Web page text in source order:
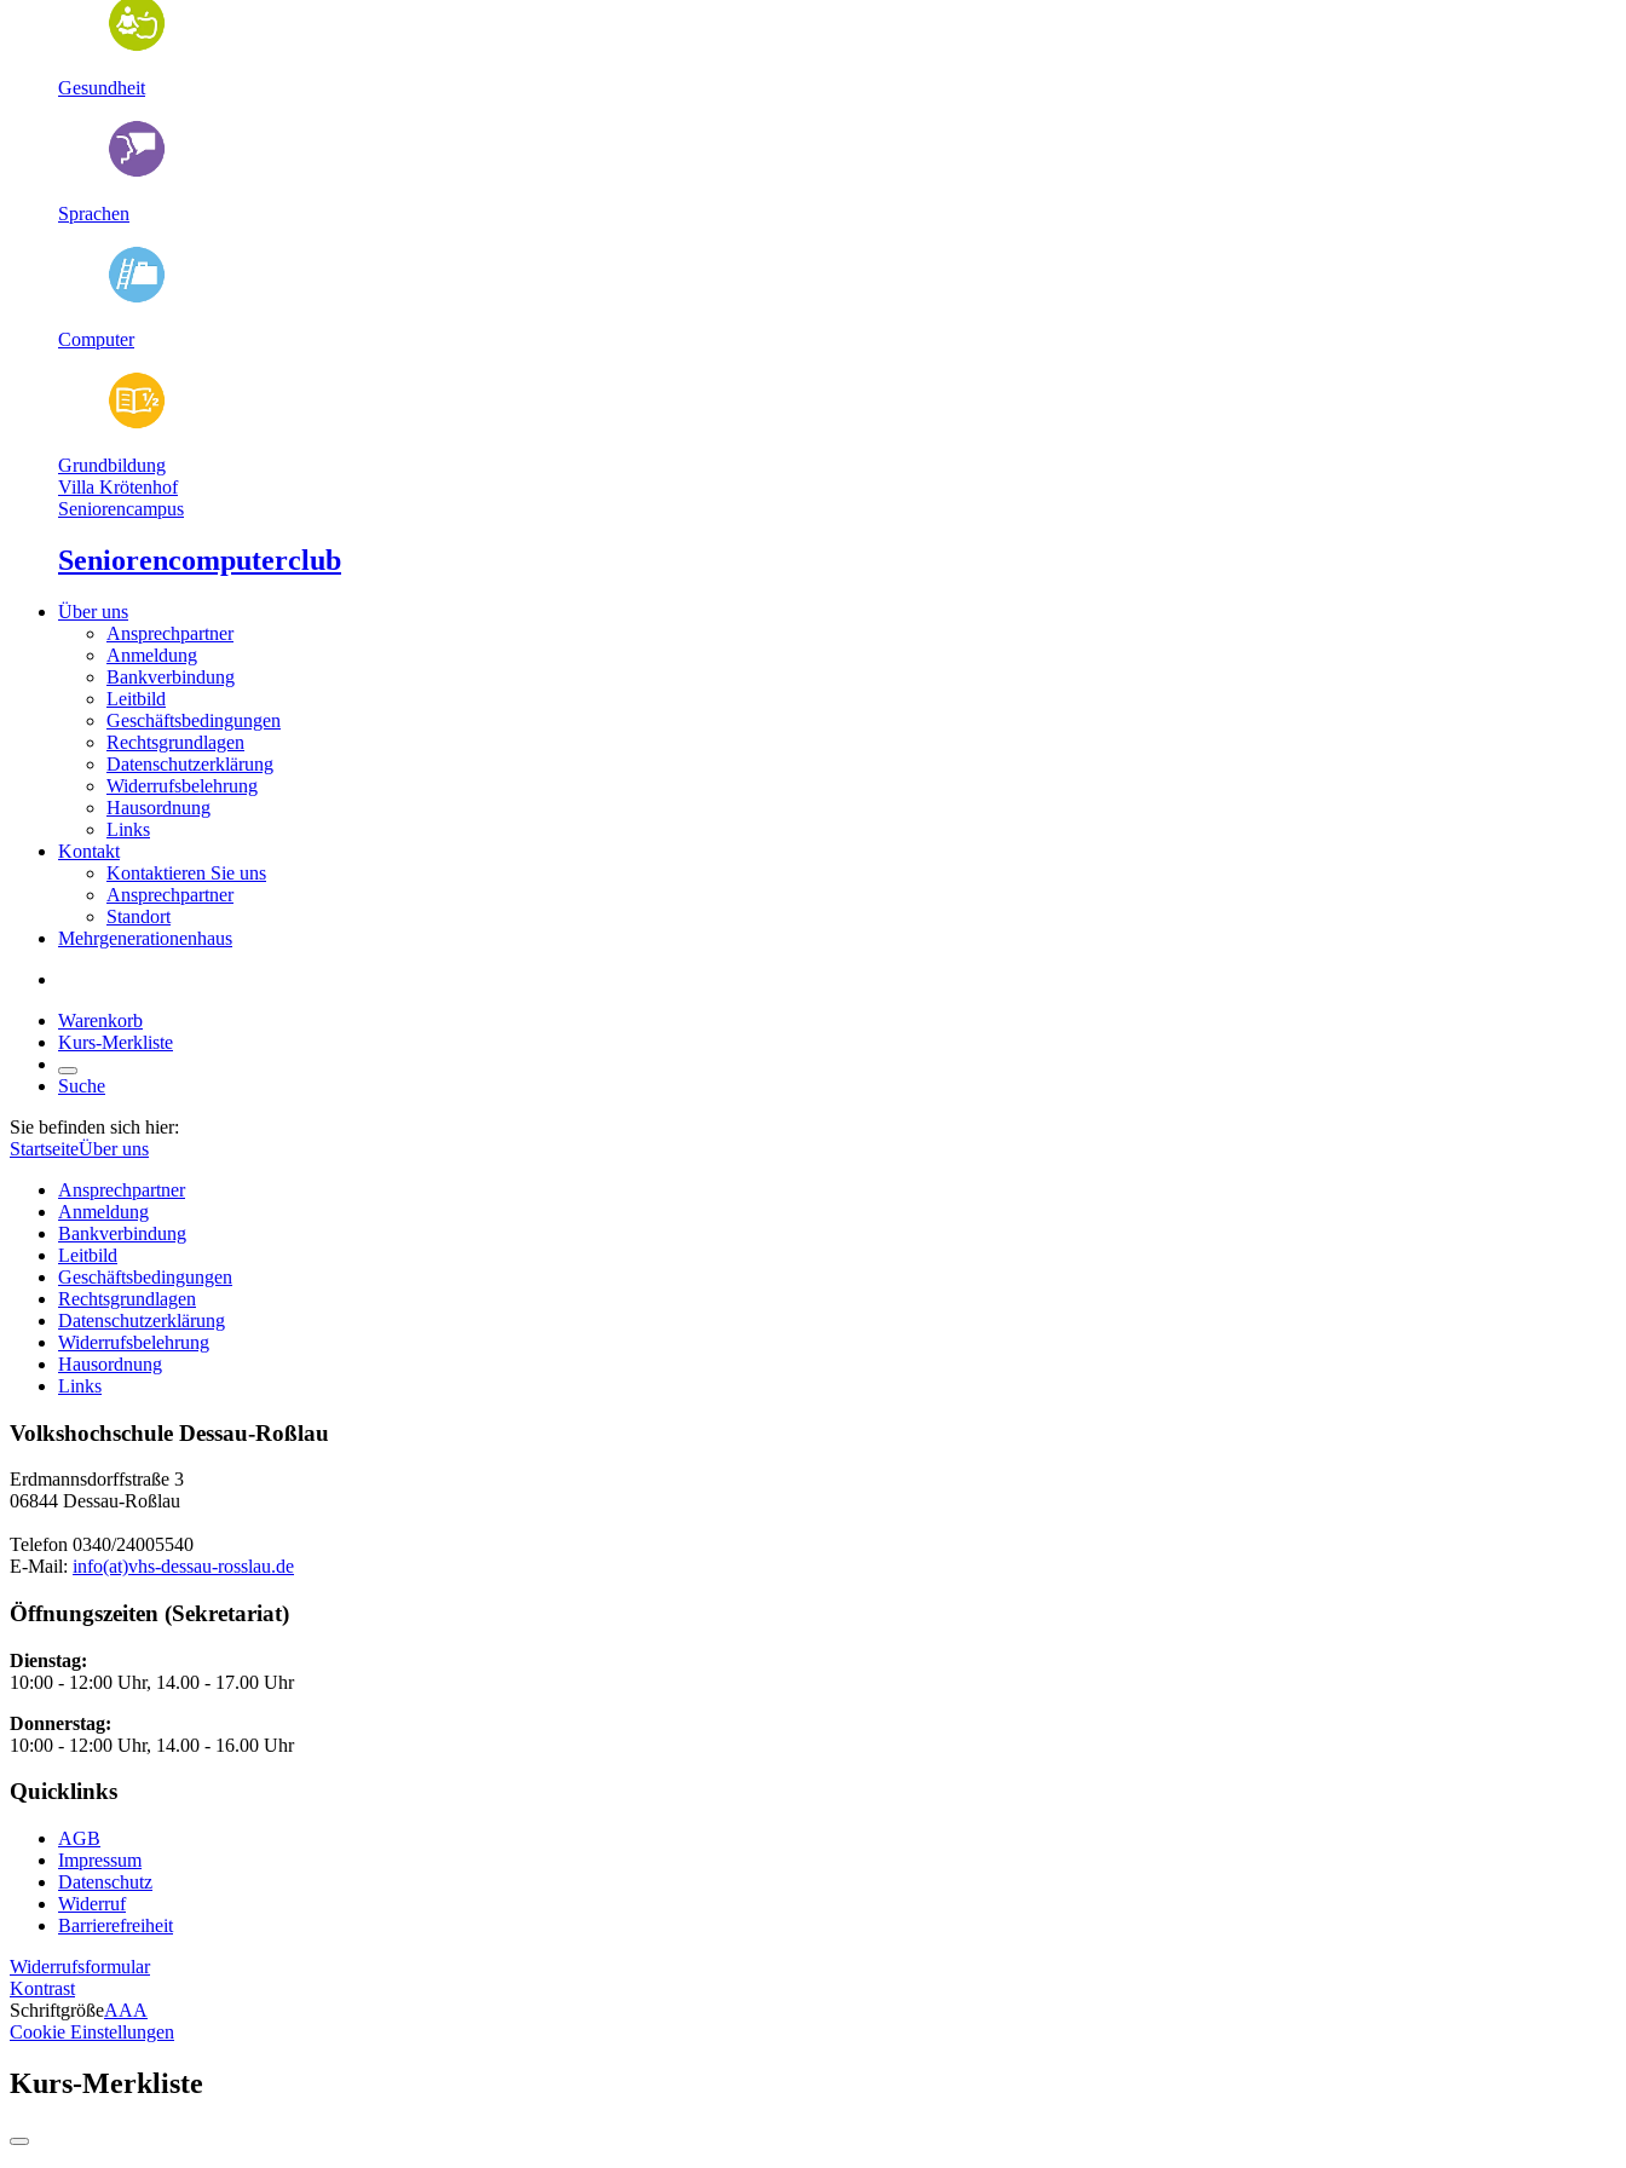
Gesundheit
Sprachen
Computer
Grundbildung
Villa Krötenhof
Seniorencampus
Seniorencomputerclub
Über uns
Ansprechpartner
Anmeldung
Bankverbindung
Leitbild
Geschäftsbedingungen
Rechtsgrundlagen
Datenschutzerklärung
Widerrufsbelehrung
Hausordnung
Links
Kontakt
Kontaktieren Sie uns
Ansprechpartner
Standort
Mehrgenerationenhaus
Warenkorb
Kurs-Merkliste
Suche
Sie befinden sich hier:
StartseiteÜber uns
Ansprechpartner
Anmeldung
Bankverbindung
Leitbild
Geschäftsbedingungen
Rechtsgrundlagen
Datenschutzerklärung
Widerrufsbelehrung
Hausordnung
Links
Volkshochschule Dessau-Roßlau
Erdmannsdorffstraße 3
06844 Dessau-Roßlau
Telefon 0340/24005540
E-Mail: info(at)vhs-dessau-rosslau.de
Öffnungszeiten (Sekretariat)
Dienstag:
10:00 - 12:00 Uhr, 14.00 - 17.00 Uhr
Donnerstag:
10:00 - 12:00 Uhr, 14.00 - 16.00 Uhr
Quicklinks
AGB
Impressum
Datenschutz
Widerruf
Barrierefreiheit
Widerrufsformular
Kontrast
SchriftgrößeAAA
Cookie Einstellungen
Kurs-Merkliste